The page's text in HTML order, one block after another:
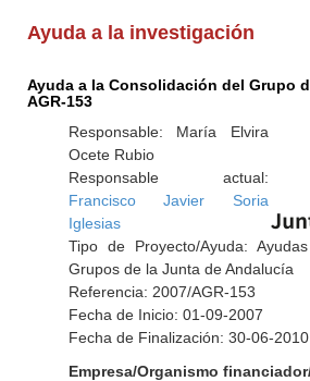
Ayuda a la investigación
Ayuda a la Consolidación del Grupo
AGR-153
Responsable: María Elvira
Ocete Rubio
Responsable actual:
Francisco Javier Soria
Iglesias
Tipo de Proyecto/Ayuda:
Grupos de la Junta de Andalucía
Referencia: 2007/AGR-153
Fecha de Inicio: 01-09-2007
Fecha de Finalización: 30-06-2010
Empresa/Organismo